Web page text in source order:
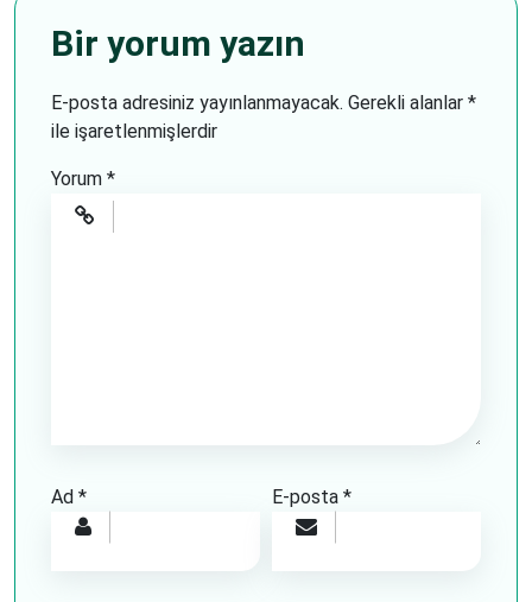
Bir yorum yazın
E-posta adresiniz yayınlanmayacak. Gerekli alanlar *
ile işaretlenmişlerdir
Yorum *
Ad * E-posta*